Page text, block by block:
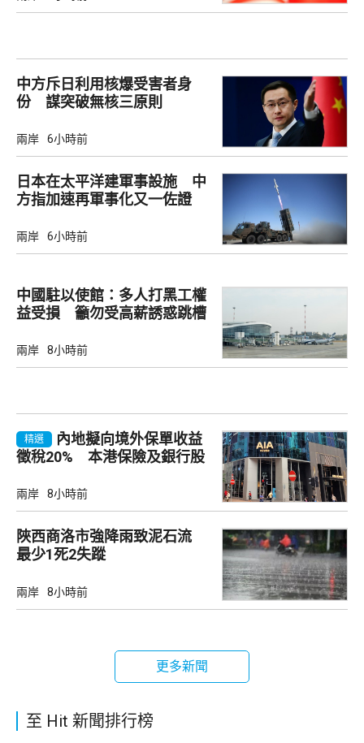
中方斥日利用核爆受害者身
份 謀突破無核三原則
兩岸 6小時前
日本在太平洋建軍事設施 中
方指加速再軍事化又一佐證
兩岸 6小時前
中國駐以使館：多人打黑工權
益受損 籲勿受高薪誘惑跳槽
兩岸 8小時前
精選
內地擬向境外保單收益
徵稅20% 本港保險及銀行股
兩岸 8小時前
陜西商洛市強降雨致泥石流
最少1死2失蹤
兩岸 8小時前
更多新聞
至 Hit 新聞排行榜